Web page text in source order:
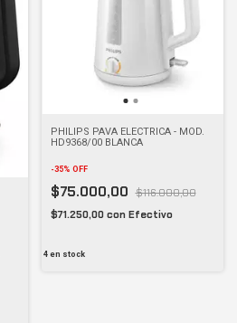
PHILIPS PAVA ELECTRICA - MOD.
HD9368/00 BLANCA
-35% OFF
$75.000,00
$116.000,00
$71.250,00 con Efectivo
4 en stock